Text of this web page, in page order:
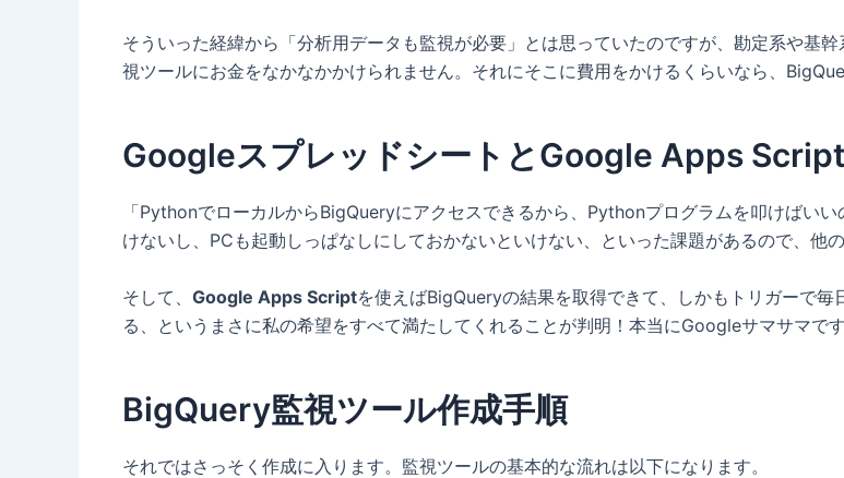
そういった経緯から「分析用データも監視が必要」とは思っていたのですが、勘定系や基
視ツールにお金をなかなかかけられません。それにそこに費用をかけるくらいなら、
GoogleスプレッドシートとGoogle Apps
「PythonでローカルからBigQueryにアクセスできるから、Pythonプログラムを叩けばい
けないし、PCも起動しっぱなしにしておかないといけない、といった課題があるので、他
そして、 Google Apps Scriptを使えばBigQueryの結果を取得できて、しかもトリガーで
る、というまさに私の希望をすべて満たしてくれることが判明！本当にGoogleサマサマです
BigQuery監視ツール作成手順
それではさっそく作成に入ります。監視ツールの基本的な流れは以下になります。